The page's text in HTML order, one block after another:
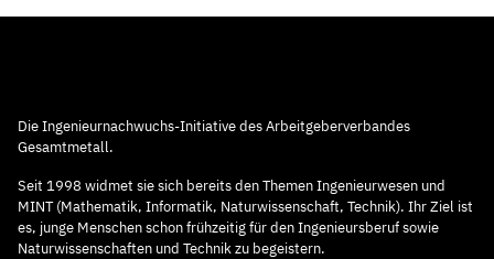
Die Ingenieurnachwuchs-Initiative des Arbeitgeberverbandes
Gesamtmetall.
Seit 1998 widmet sie sich bereits den Themen Ingenieurwesen und
MINT (Mathematik, Informatik, Naturwissenschaft, Technik). Ihr Ziel ist
es, junge Menschen schon frühzeitig für den Ingenieursberuf sowie
Naturwissenschaften und Technik zu begeistern.